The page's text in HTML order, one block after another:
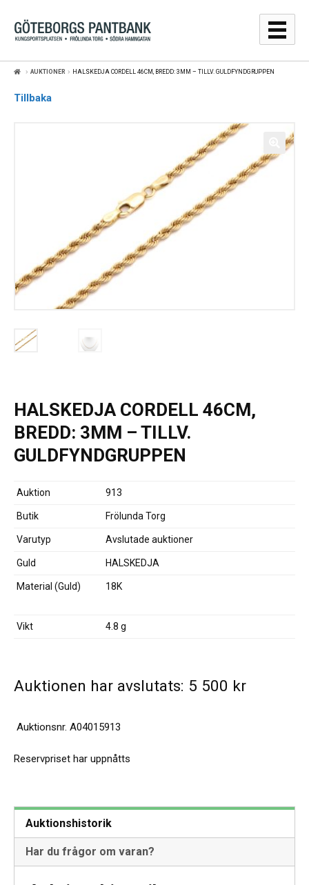
Hoppa
till
navigering
Hoppa
till
innehåll
GULDPRISER
KONTAKT
AUKTIONER HALSKEDJA CORDELL 46CM, BREDD: 3MM – TILLV. GULDFYNDGRUPPEN
Tillbaka
HALSKEDJA CORDELL 46CM,
BREDD: 3MM – TILLV.
GULDFYNDGRUPPEN
Auktion 913
Butik Frölunda Torg
Varutyp Avslutade auktioner
Guld HALSKEDJA
Material (Guld) 18K
Vikt 4.8 g
Auktionen har avslutats: 5 500 kr
Auktionsnr. A04015913
Reservpriset har uppnåtts
Auktionshistorik
Har du frågor om varan?